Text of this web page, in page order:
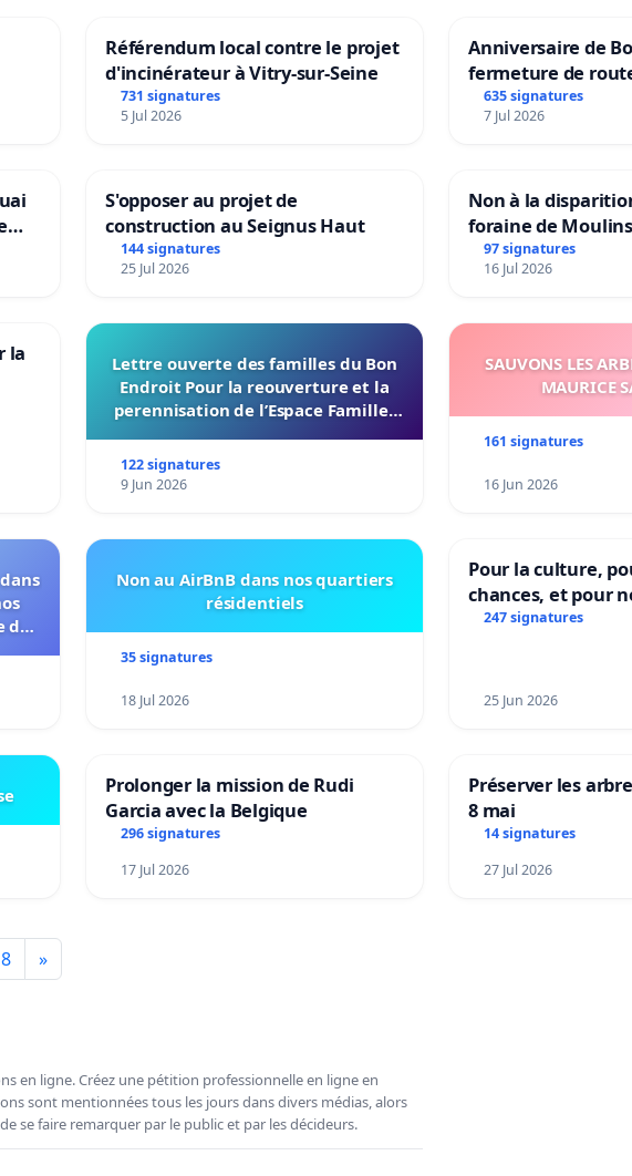
Référendum local contre le projet
d'incinérateur à Vitry-sur-Seine
731 signatures
5 Jul 2026
Anniversaire de
fermeture de
Maya M
635 signatures
7 Jul 2026
S'opposer au projet de
construction au Seignus Haut
144 signatures
25 Jul 2026
Non à la
foraine de Moulins
97 signatures
16 Jul 2026
la
Lettre ouverte des familles du Bon
Endroit Pour la reouverture et la
perennisation de l’Espace Familles
122 signatures
9 Jun 2026
SAUVONS LES
MAURICE
161 signatures
16 Jun 2026
de
Non au AirBnB dans nos quartiers
résidentiels
35 signatures
18 Jul 2026
Pour la culture,
chances, et pour
247 signatures
25 Jun 2026
Prolonger la mission de Rudi
Garcia avec la Belgique
296 signatures
17 Jul 2026
Préserver les
8 mai
14 signatures
27 Jul 2026
8 »
en ligne. Créez une pétition professionnelle en ligne en
sont mentionnées tous les jours dans divers médias, alors
se faire remarquer par le public et par les décideurs.